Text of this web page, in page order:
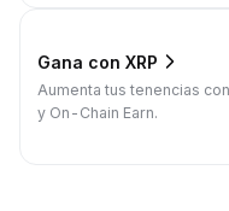
Gana con XRP
Aumenta tus tenencias
y On-Chain Earn.